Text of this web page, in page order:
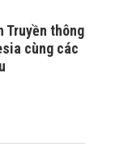
Truyền thông
cùng các